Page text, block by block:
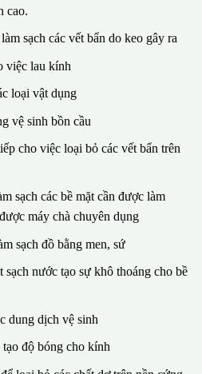
cao.
sạch các vết bẩn do keo gây ra
việc lau kính
loại vật dụng
vệ sinh bồn cầu
cho việc loại bỏ các vết bẩn trên
sạch các bề mặt cần được làm
máy chà chuyên dụng
sạch đồ bằng men, sứ
sạch nước tạo sự khô thoáng cho bề
dung dịch vệ sinh
độ bóng cho kính